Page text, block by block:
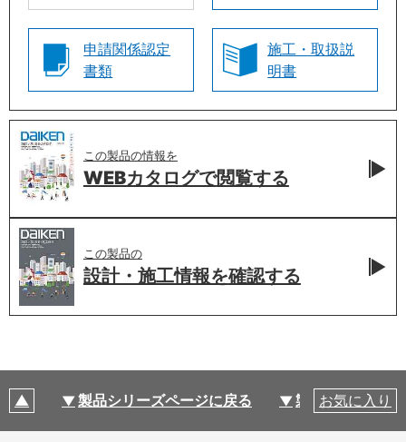
申請関係認定
書類
施工・取扱説
明書
この製品の情報を
WEBカタログで閲覧する
この製品の
設計・施工情報を確認する
製品シリーズページに戻る 製品仕様
お気に入り